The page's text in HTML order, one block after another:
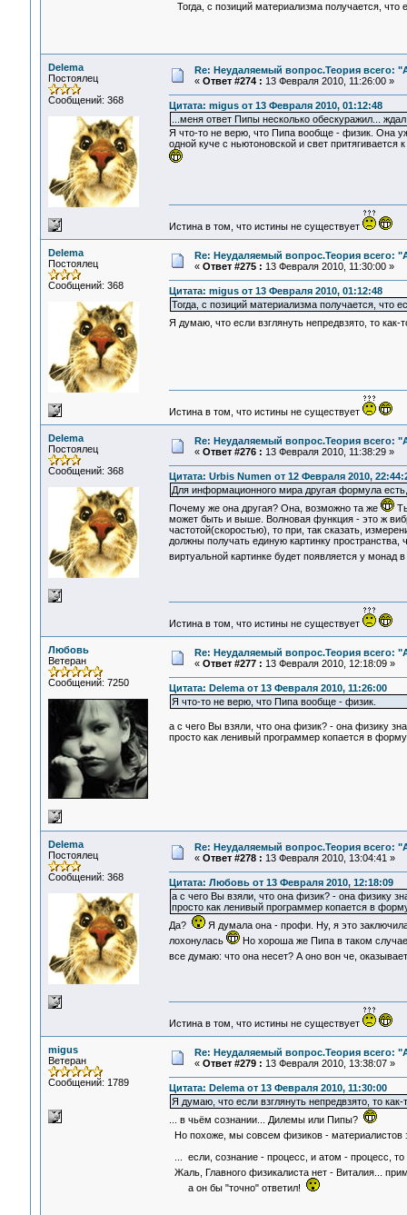
Тогда, с позиций материализма получается,
Delema
Постоялец
Сообщений: 368
Re: Неудаляемый вопрос.Теория всего:
« Ответ #274 : 13 Февраля 2010, 11:26:00 »
Цитата: migus от 13 Февраля 2010, 01:12:48
...меня ответ Пипы несколько обескуражил...
Я что-то не верю, что Пипа вообще - физик. Она
одной куче с ньютоновской и свет
Истина в том, что истины не существует
Delema
Постоялец
Сообщений: 368
Re: Неудаляемый вопрос.Теория всего:
« Ответ #275 : 13 Февраля 2010, 11:30:00 »
Цитата: migus от 13 Февраля 2010, 01:12:48
Тогда, с позиций материализма получается, что
Я думаю, что если взглянуть непредвзято, то
Истина в том, что истины не существует
Delema
Постоялец
Сообщений: 368
Re: Неудаляемый вопрос.Теория всего:
« Ответ #276 : 13 Февраля 2010, 11:38:29 »
Цитата: Urbis Numen от 12 Февраля 2010,
Для информационного мира другая формула
Почему же она другая? Она, возможно та же
может быть и выше. Волновая функция - это ж
частотой(скоростью), то при, так сказать,
должны получать единую картинку
виртуальной картинке будет появляется у
Истина в том, что истины не существует
Любовь
Ветеран
Сообщений: 7250
Re: Неудаляемый вопрос.Теория всего:
« Ответ #277 : 13 Февраля 2010, 12:18:09 »
Цитата: Delema от 13 Февраля 2010, 11:26:00
Я что-то не верю, что Пипа вообще - физик.
а с чего Вы взяли, что она физик? - она физику
просто как ленивый программер копается в
Delema
Постоялец
Сообщений: 368
Re: Неудаляемый вопрос.Теория всего:
« Ответ #278 : 13 Февраля 2010, 13:04:41 »
Цитата: Любовь от 13 Февраля 2010, 12:18:09
а с чего Вы взяли, что она физик? - она физику
просто как ленивый программер копается в
Да?
Я думала она - профи. Ну, я это
лохонулась
Но хороша же Пипа в таком
все думаю: что она несет? А оно вон че,
Истина в том, что истины не существует
migus
Ветеран
Сообщений: 1789
Re: Неудаляемый вопрос.Теория всего:
« Ответ #279 : 13 Февраля 2010, 13:38:07 »
Цитата: Delema от 13 Февраля 2010, 11:30:00
Я думаю, что если взглянуть непредвзято, то
... в чьём сознании... Дилемы или Пипы?
Но похоже, мы совсем физиков - материалистов
... если, сознание - процесс, и атом - процесс,
Жаль, Главного физикалиста нет - Виталия...
а он бы "точно" ответил!